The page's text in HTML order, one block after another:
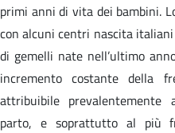
primi anni di vita dei bambini.
con alcuni centri nascita
di gemelli nate nell’ultimo
incremento costante della
attribuibile prevalentemente
parto, e soprattutto al più